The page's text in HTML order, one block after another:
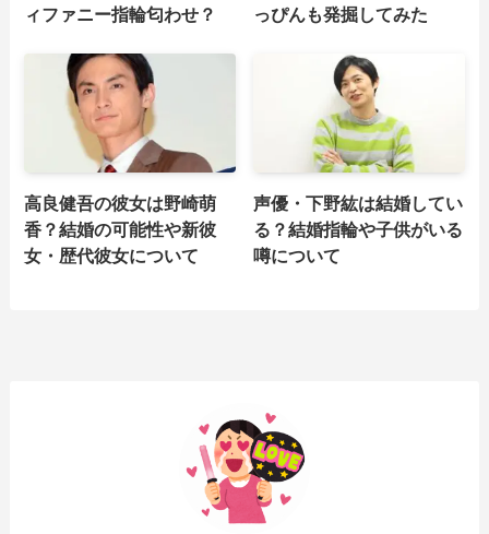
ィファニー指輪匂わせ？
っぴんも発掘してみた
高良健吾の彼女は野崎萌
香？結婚の可能性や新彼
女・歴代彼女について
声優・下野紘は結婚してい
る？結婚指輪や子供がいる
噂について